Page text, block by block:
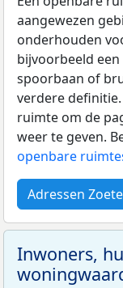
aangewezen
onderhouden
bijvoorbeeld
spoorbaan of
verdere
ruimte om de
weer te geven.
openbare
Adressen
Inwoners,